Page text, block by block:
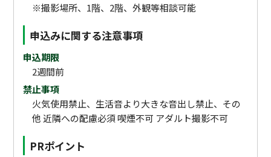
※撮影場所、1階、2階、外観等相談可能
申込みに関する注意事項
申込期限
2週間前
禁止事項
火気使用禁止、生活音より大きな音出し禁止、その
他 近隣への配慮必須 喫煙不可 アダルト撮影不可
PRポイント